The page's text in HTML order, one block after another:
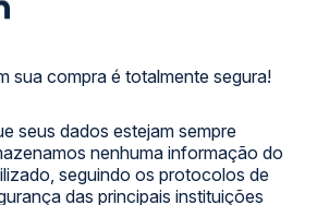
sua compra é totalmente segura!
seus dados estejam sempre
nenhuma informação do
seguindo os protocolos de
das principais instituições